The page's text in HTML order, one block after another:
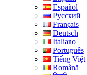
Español
Русский
Français
Deutsch
Italiano
Português
Tiếng Việt
Română